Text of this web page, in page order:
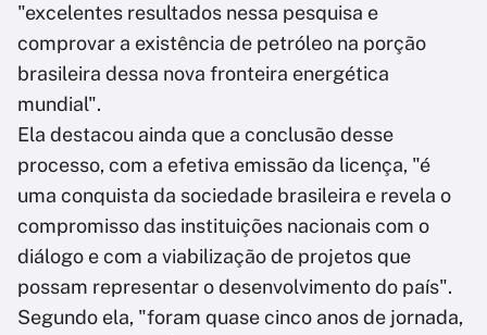
"excelentes resultados nessa pesquisa e
comprovar a existência de petróleo na porção
brasileira dessa nova fronteira energética
mundial".
Ela destacou ainda que a conclusão desse
processo, com a efetiva emissão da licença, "é
uma conquista da sociedade brasileira e revela o
compromisso das instituições nacionais com o
diálogo e com a viabilização de projetos que
possam representar o desenvolvimento do país".
Segundo ela, "foram quase cinco anos de jornada,